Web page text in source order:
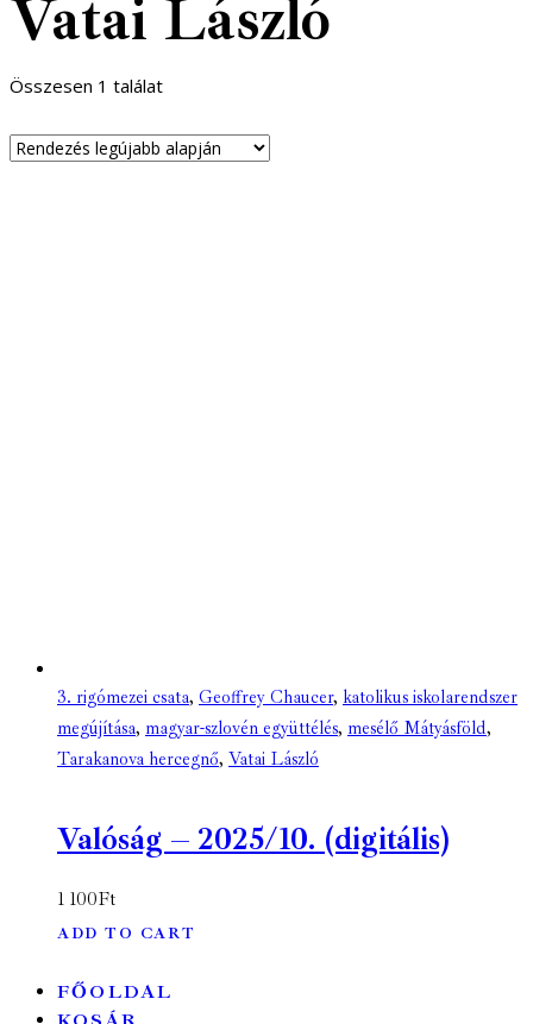
Vatai László
Összesen 1 találat
3. rigómezei csata, Geoffrey Chaucer, katolikus iskolarendszer
megújítása, magyar-szlovén együttélés, mesélő Mátyásföld,
Tarakanova hercegnő, Vatai László
Valóság – 2025/10. (digitális)
1 100Ft
ADD TO CART
FŐOLDAL